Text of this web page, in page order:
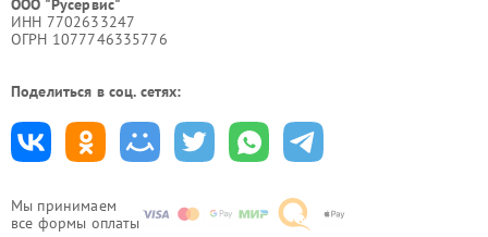
Мы принимаем
все формы оплаты
ООО "Русервис"
ИНН 7702633247
ОГРН 1077746335776
Поделиться в соц. сетях: